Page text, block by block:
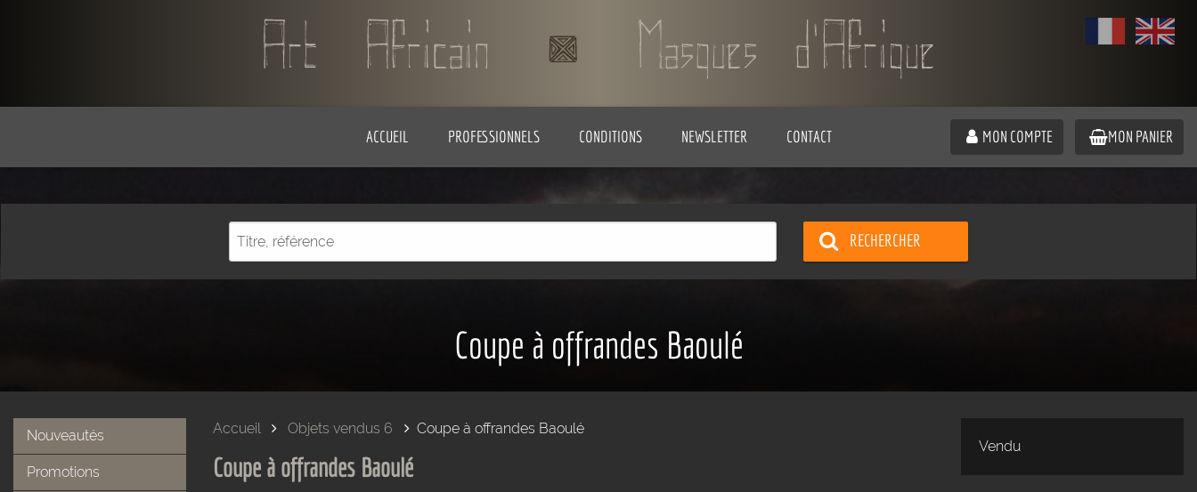
ACCUEIL PROFESSIONNELS CONDITIONS NEWSLETTER CONTACT MON COMPTE MON PANIER
RECHERCHER
Coupe à offrandes Baoulé
Nouveautés
Promotions
Accueil Objets vendus 6 Coupe à offrandes Baoulé
Coupe à offrandes Baoulé
Vendu